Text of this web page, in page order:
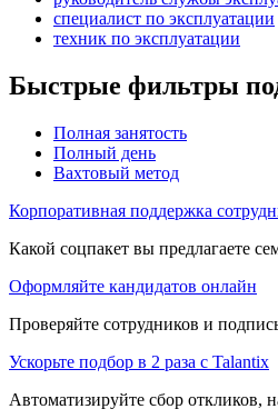
специалист по эксплуатации
техник по эксплуатации
Быстрые фильтры
Полная занятость
Полный день
Вахтовый метод
Корпоративная поддержка
Какой соцпакет вы предлагаете
Оформляйте кандидатов онлайн
Проверяйте сотрудников и
Ускорьте подбор в 2 раза с Talantix
Автоматизируйте сбор откликов,